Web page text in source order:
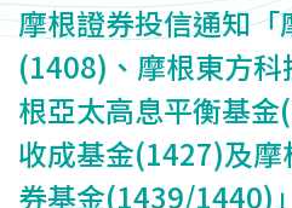
摩根證券投信通知「
(1408)、摩根東方
根亞太高息平衡基
收成基金(1427)及
券基金(1439/1440)